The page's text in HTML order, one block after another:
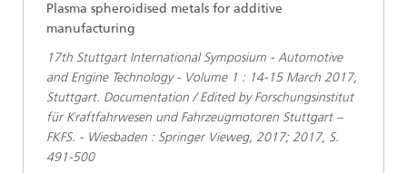
Plasma spheroidised metals for additive
manufacturing
17th Stuttgart International Symposium - Automotive
and Engine Technology - Volume 1 : 14-15 March 2017,
Stuttgart. Documentation / Edited by Forschungsinstitut
für Kraftfahrwesen und Fahrzeugmotoren Stuttgart –
FKFS. - Wiesbaden : Springer Vieweg, 2017; 2017, S.
491-500